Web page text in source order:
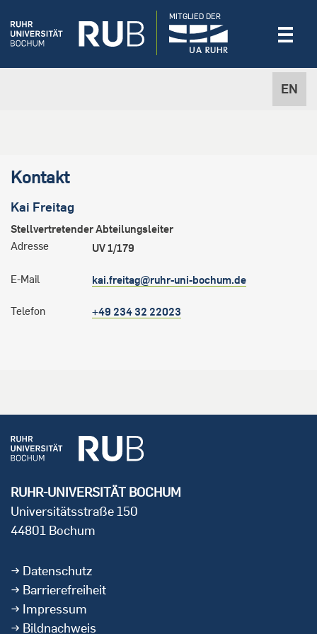
EN
MITGLIED DER
Kontakt
Kai Freitag
Stellvertretender Abteilungsleiter
Adresse
UV 1/179
E-Mail kai.freitag@ruhr-uni-bochum.de
Telefon +49 234 32 22023
RUHR-UNIVERSITÄT BOCHUM
Universitätsstraße 150
44801 Bochum
Datenschutz
Barrierefreiheit
Impressum
Bildnachweis